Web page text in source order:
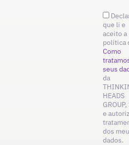
que li e
aceito a
política
Como
seus
da
HEADS
GROUP,
e
dos
dados.